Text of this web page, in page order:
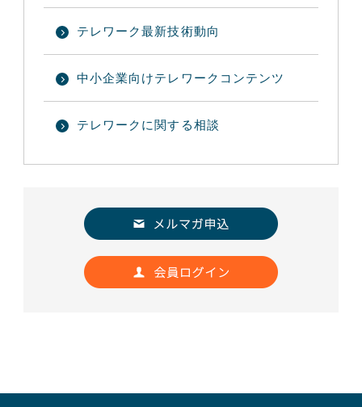
テレワーク最新技術動向
中小企業向けテレワークコンテンツ
テレワークに関する相談